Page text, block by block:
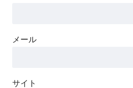
メール
サイト